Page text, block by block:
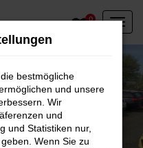
0
bestmögliche
und unsere
Wir
und
und Statistiken nur,
Wenn Sie zu